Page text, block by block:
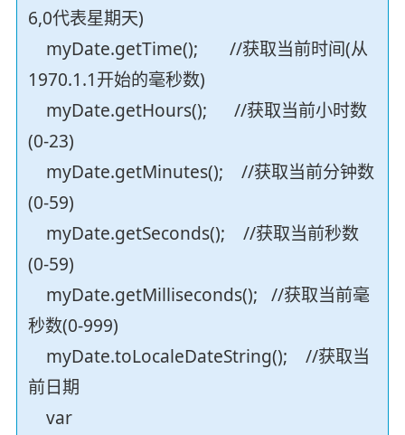
6,0代表星期天)
myDate.getTime(); //获取当前时间(从
1970.1.1开始的毫秒数)
myDate.getHours(); //获取当前小时数
(0-23)
myDate.getMinutes(); //获取当前分钟数
(0-59)
myDate.getSeconds(); //获取当前秒数
(0-59)
myDate.getMilliseconds(); //获取当前毫
秒数(0-999)
myDate.toLocaleDateString(); //获取当
前日期
var